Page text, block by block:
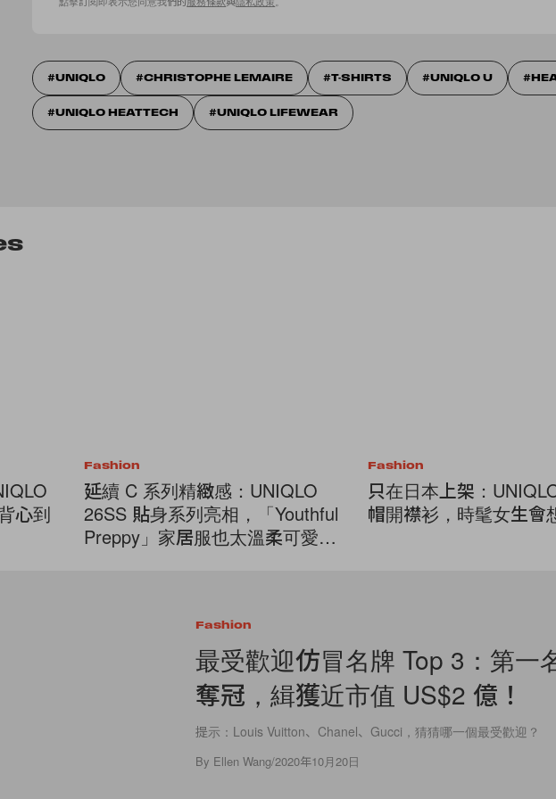
UNIQLO CHRISTOPHE LEMAIRE T-SHIRTS UNIQLO U
UNIQLO HEATTECH UNIQLO LIFEWEAR
心到
Fashion
延續 C 系列精緻感：UNIQLO
26SS 貼身系列亮相，「Youthful
Preppy」家居服也太溫柔可愛
Fashion
只在日本上架：
帽開襟衫，時髦女生會
Fashion
最受歡迎仿冒名牌 Top 3：第一
奪冠，緝獲近市值 US$2 億！
提示：Louis Vuitton、Chanel、Gucci，猜猜哪一個最受歡迎？
By Ellen Wang/2020年10月20日